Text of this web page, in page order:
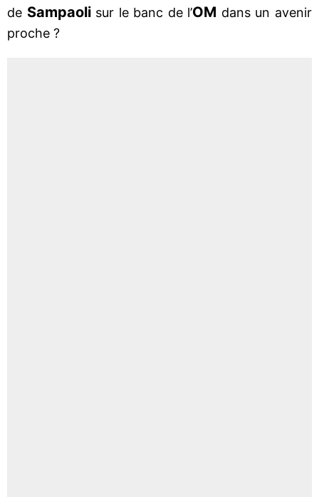
de Sampaolisur le banc de l’OM dans un avenir
proche ?